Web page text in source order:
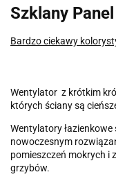
Szklany
Bardzo ciekawy
Wentylator z krótkim kr
których ściany są cień
Wentylatoryłazienkowe
nowoczesnym rozwią
pomieszczeń mokrych i
grzybów.